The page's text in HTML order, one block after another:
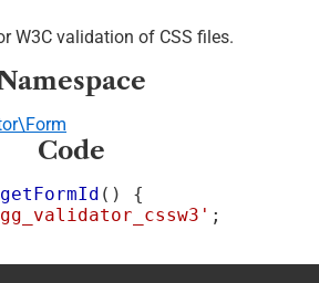
W3C validation of CSS files.
Code
getFormId () {
;